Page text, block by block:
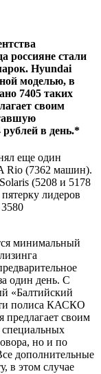
россияне стали
Hyundai
моделью, в
7405 таких
своим
в день.*
еще один
Rio (7362 машин).
(5208 и 5178
лидеров
минимальный
один день. С
«Балтийский
полиса КАСКО
предлагает своим
но и по
дополнительные
в этом случае